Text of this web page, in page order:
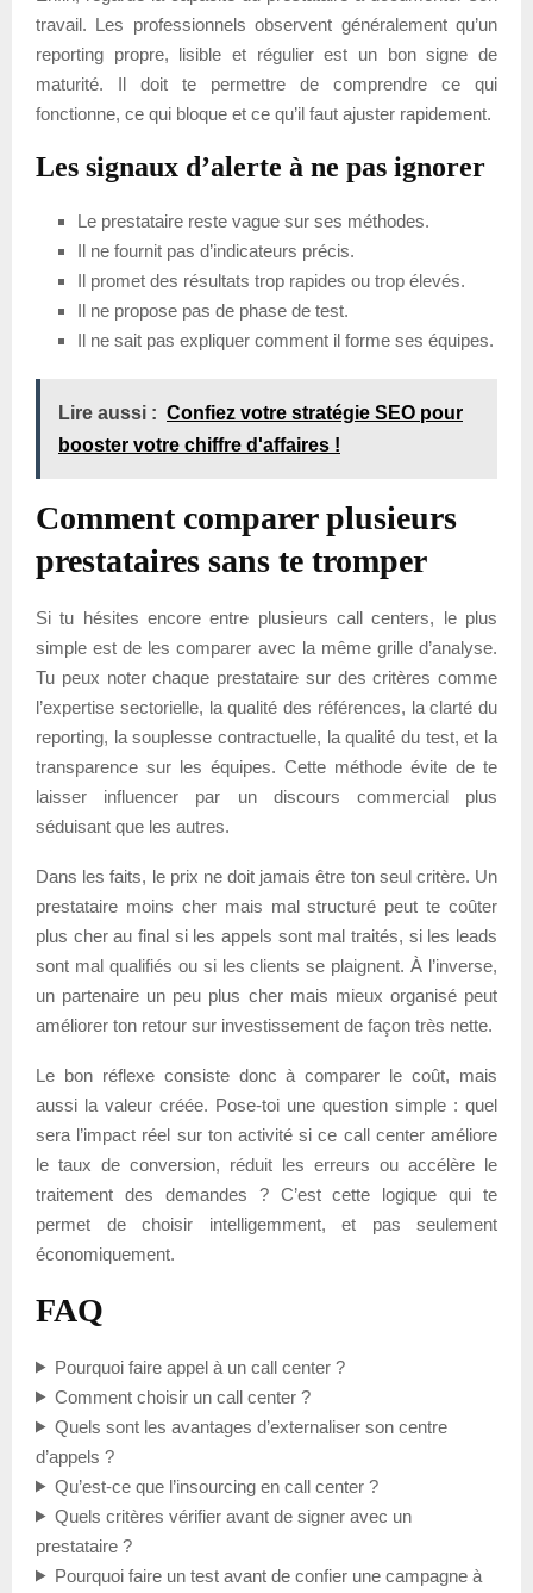
travail. Les professionnels observent généralement qu’un
reporting propre, lisible et régulier est un bon signe de
maturité. Il doit te permettre de comprendre ce qui
fonctionne, ce qui bloque et ce qu’il faut ajuster rapidement.
Les signaux d’alerte à ne pas ignorer
Le prestataire reste vague sur ses méthodes.
Il ne fournit pas d’indicateurs précis.
Il promet des résultats trop rapides ou trop élevés.
Il ne propose pas de phase de test.
Il ne sait pas expliquer comment il forme ses équipes.
Lire aussi : Confiez votre stratégie SEO pour
booster votre chiffre d'affaires !
Comment comparer plusieurs
prestataires sans te tromper
Si tu hésites encore entre plusieurs call centers, le plus
simple est de les comparer avec la même grille d’analyse.
Tu peux noter chaque prestataire sur des critères comme
l’expertise sectorielle, la qualité des références, la clarté du
reporting, la souplesse contractuelle, la qualité du test, et la
transparence sur les équipes. Cette méthode évite de te
laisser influencer par un discours commercial plus
séduisant que les autres.
Dans les faits, le prix ne doit jamais être ton seul critère. Un
prestataire moins cher mais mal structuré peut te coûter
plus cher au final si les appels sont mal traités, si les leads
sont mal qualifiés ou si les clients se plaignent. À l’inverse,
un partenaire un peu plus cher mais mieux organisé peut
améliorer ton retour sur investissement de façon très nette.
Le bon réflexe consiste donc à comparer le coût, mais
aussi la valeur créée. Pose-toi une question simple : quel
sera l’impact réel sur ton activité si ce call center améliore
le taux de conversion, réduit les erreurs ou accélère le
traitement des demandes ? C’est cette logique qui te
permet de choisir intelligemment, et pas seulement
économiquement.
FAQ
Pourquoi faire appel à un call center ?
Comment choisir un call center ?
Quels sont les avantages d’externaliser son centre
d’appels ?
Qu’est-ce que l’insourcing en call center ?
Quels critères vérifier avant de signer avec un
prestataire ?
Pourquoi faire un test avant de confier une campagne à